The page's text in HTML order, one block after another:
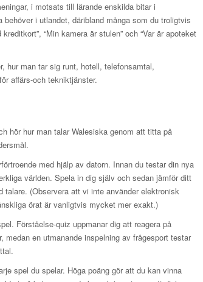
i motsats till lärande enskilda bitar i
i utlandet, däribland många som du troligtvis
“Min kamera är stulen” och “Var är apoteket
hur man tar sig runt, hotell, telefonsamtal,
affärs-och tekniktjänster.
hör hur man talar Walesiska genom att titta på
med hjälp av datorn. Innan du testar din nya
världen. Spela in dig själv och sedan jämför ditt
talare. (Observera att vi inte använder elektronisk
örat är vanligtvis mycket mer exakt.)
Förståelse-quiz uppmanar dig att reagera på
medan en utmanande inspelning av frågesport testar
spel du spelar. Höga poäng gör att du kan vinna